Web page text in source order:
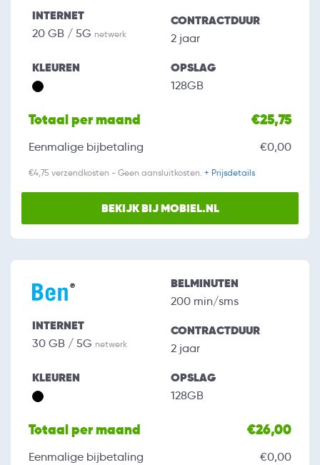
INTERNET
20 GB / 5G netwerk
CONTRACTDUUR
2 jaar
KLEUREN OPSLAG
128GB
Totaal per maand €25,75
Eenmalige bijbetaling €0,00
€4,75 verzendkosten - Geen aansluitkosten. + Prijsdetails
BEKIJK BIJ MOBIEL.NL
INTERNET
30 GB / 5G netwerk
BELMINUTEN
200 min/sms
CONTRACTDUUR
2 jaar
KLEUREN OPSLAG
128GB
Totaal per maand €26,00
Eenmalige bijbetaling €0,00